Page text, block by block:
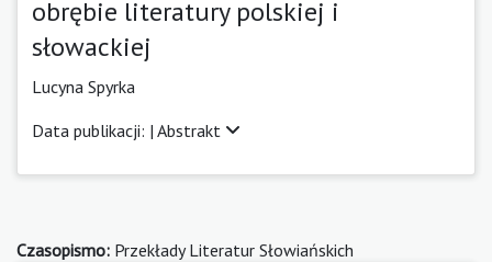
obrębie literatury polskiej i
słowackiej
Lucyna Spyrka
Data publikacji: | Abstrakt
Czasopismo: Przekłady Literatur Słowiańskich